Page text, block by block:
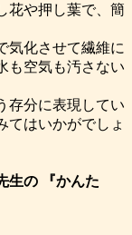
花や押し葉で、簡
気化させて繊維に
も空気も汚さない
存分に表現してい
てはいかがでしょ
生の 『かんた